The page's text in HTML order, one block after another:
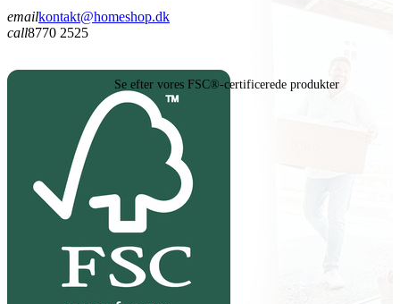
emailkontakt@homeshop.dk
call8770 2525
Se efter vores FSC®-certificerede produkter